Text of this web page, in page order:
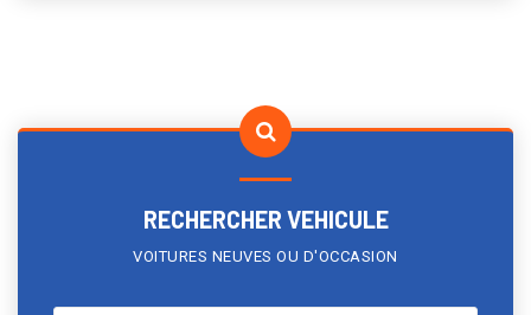
RECHERCHER VEHICULE
VOITURES NEUVES OU D'OCCASION